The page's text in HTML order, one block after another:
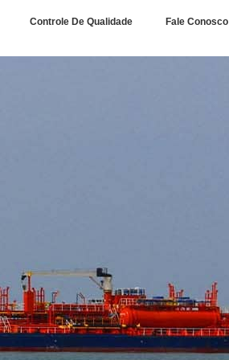
Controle De Qualidade Fale Conosco